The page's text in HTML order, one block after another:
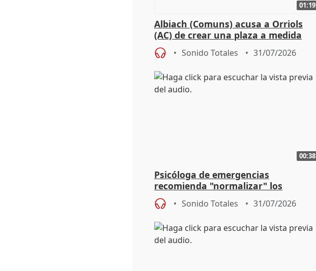
01:19
Albiach (Comuns) acusa a Orriols
(AC) de crear una plaza a medida
para su hija en Ripoll (Girona)
Sonido Totales 31/07/2026
00:38
Psicóloga de emergencias
recomienda "normalizar" los
síntomas tras sufrir un incendio
Sonido Totales 31/07/2026